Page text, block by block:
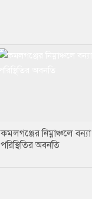
কমলগঞ্জের নিম্নাঞ্চলে বন্যা
পরিস্থিতির অবনতি